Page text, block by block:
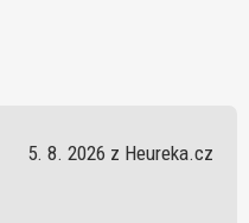
5. 8. 2026 z Heureka.cz